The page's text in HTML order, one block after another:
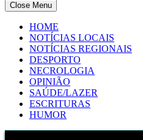
Comercio e Noticias
Notícias e Publicidade Online
Close Menu
HOME
NOTÍCIAS LOCAIS
NOTÍCIAS REGIONAIS
DESPORTO
NECROLOGIA
OPINIÃO
SAÚDE/LAZER
ESCRITURAS
HUMOR